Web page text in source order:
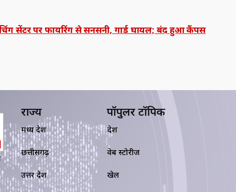
सेंटर पर फायरिंग से सनसनी, गार्ड घायल; बंद हुआ कैंपस
राज्य
मध्य प्रदेश
छत्तीसगढ़
उत्तर प्रदेश
पॉपुलर टॉपिक
देश
वेब स्टोरीज
खेल